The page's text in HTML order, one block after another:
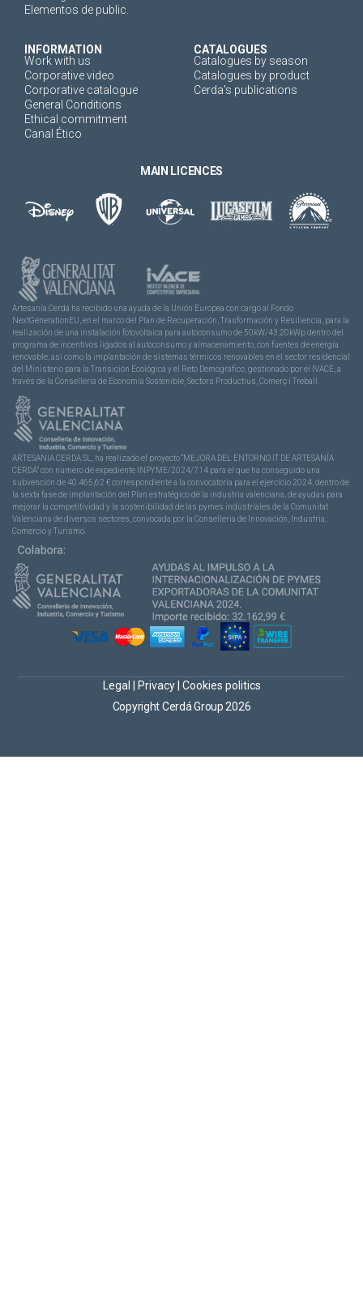
Elementos de public.
INFORMATION
Work with us
Corporative video
Corporative catalogue
General Conditions
Ethical commitment
Canal Ético
CATALOGUES
Catalogues by season
Catalogues by product
Cerda's publications
MAIN LICENCES
Artesanía Cerdá ha recibido una ayuda de la Unión Europea con cargo al Fondo
NextGenerationEU, en el marco del Plan de Recuperación, Trasformación y Resiliencia, para la
realización de una instalación fotovoltaica para autoconsumo de 50kW/43,20kWp dentro del
programa de incentivos ligados al autoconsumo y almacenamiento, con fuentes de energía
renovable, así como la implantación de sistemas térmicos renovables en el sector residencial
del Ministerio para la Transición Ecológica y el Reto Demográfico, gestionado por el IVACE, a
través de la Consellería de Economía Sostenible, Sectors Productius, Comerç i Treball.
ARTESANIA CERDA SL, ha realizado el proyecto “MEJORA DEL ENTORNO IT DE ARTESANÍA
CERDÁ” con número de expediente INPYME/2024/714 para el que ha conseguido una
subvención de 40.465,62 € correspondiente a la convocatoria para el ejercicio 2024, dentro de
la sexta fase de implantación del Plan estratégico de la industria valenciana, de ayudas para
mejorar la competitividad y la sostenibilidad de las pymes industriales de la Comunitat
Valenciana de diversos sectores, convocada por la Conselleria de Innovación, Industria,
Comercio y Turismo.
Copyright Cerdá Group 2026
Legal Privacy Cookies politics